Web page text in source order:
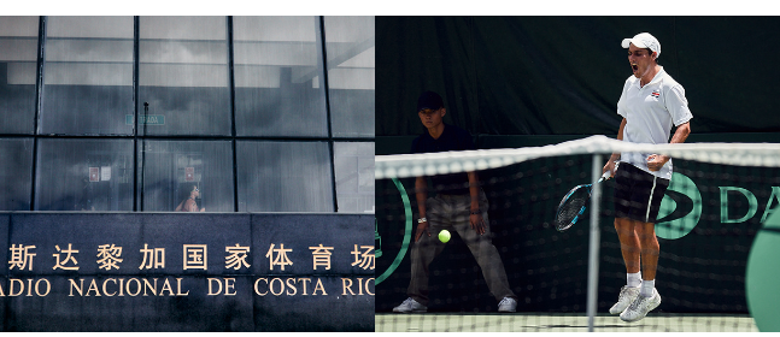
JDN 2021 Triatlón
2021
Copa Davis 2022
2021